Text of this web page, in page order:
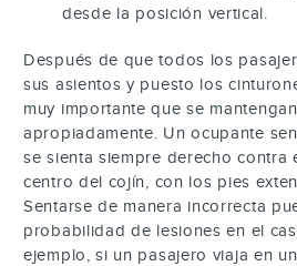
desde la posición vertical.
Después de que todos los
sus asientos y puesto los
muy importante que se
apropiadamente. Un ocupante
se sienta siempre derecho contra
centro del cojín, con los pies
Sentarse de manera incorrecta
probabilidad de lesiones en el
ejemplo, si un pasajero viaja en